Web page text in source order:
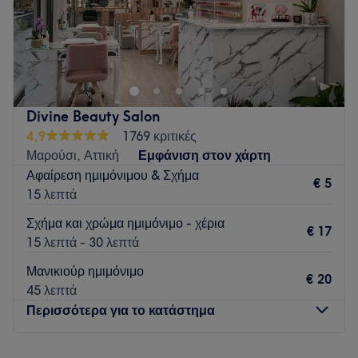
Το La Rene είναι ένα καινούριο κατάστημα και βρίσκεται στο
κέντρο του Αμαρουσίου. Με μία τεράστια γκάμα υπηρεσιών
περιποίησης, μεγάλη προσοχή στην λεπτομέρεια αλλά και
στην απολύμανση και καθαριότητα των εργαλείων είμαστε
στην διάθεση σας για ό,τι χρειαστείτε!!!
Go to venue
Divine Beauty Salon
4,9
1769 κριτικές
Μαρούσι, Αττική
Εμφάνιση στον χάρτη
Αφαίρεση ημιμόνιμου & Σχήμα
15 λεπτά
€ 5
Σχήμα και χρώμα ημιμόνιμο - χέρια
15 λεπτά - 30 λεπτά
€ 17
Μανικιούρ ημιμόνιμο
45 λεπτά
€ 20
Περισσότερα για το κατάστημα